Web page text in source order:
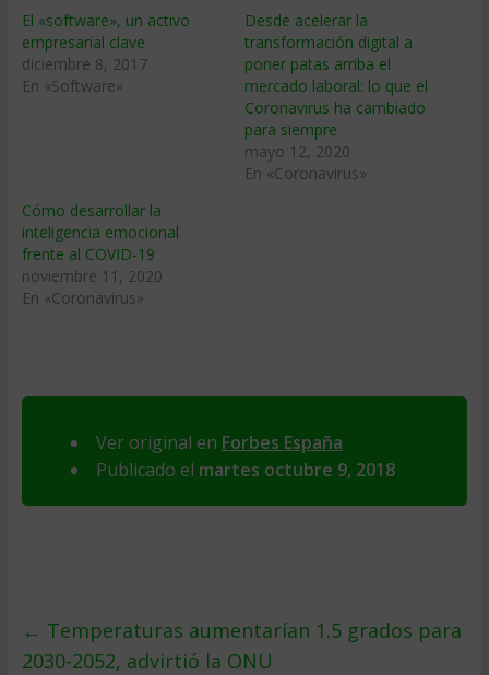
El «software», un activo
empresarial clave
diciembre 8, 2017
En «Software»
Desde acelerar la
transformación digital a
poner patas arriba el
mercado laboral: lo que el
Coronavirus ha cambiado
para siempre
mayo 12, 2020
En «Coronavirus»
Cómo desarrollar la
inteligencia emocional
frente al COVID-19
noviembre 11, 2020
En «Coronavirus»
Ver original en Forbes España
Publicado el martes octubre 9, 2018
← Temperaturas aumentarían 1.5 grados para
2030-2052, advirtió la ONU